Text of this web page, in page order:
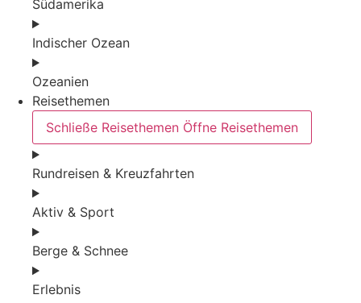
Südamerika
Indischer Ozean
Ozeanien
Reisethemen
Schließe Reisethemen Öffne Reisethemen
Rundreisen & Kreuzfahrten
Aktiv & Sport
Berge & Schnee
Erlebnis